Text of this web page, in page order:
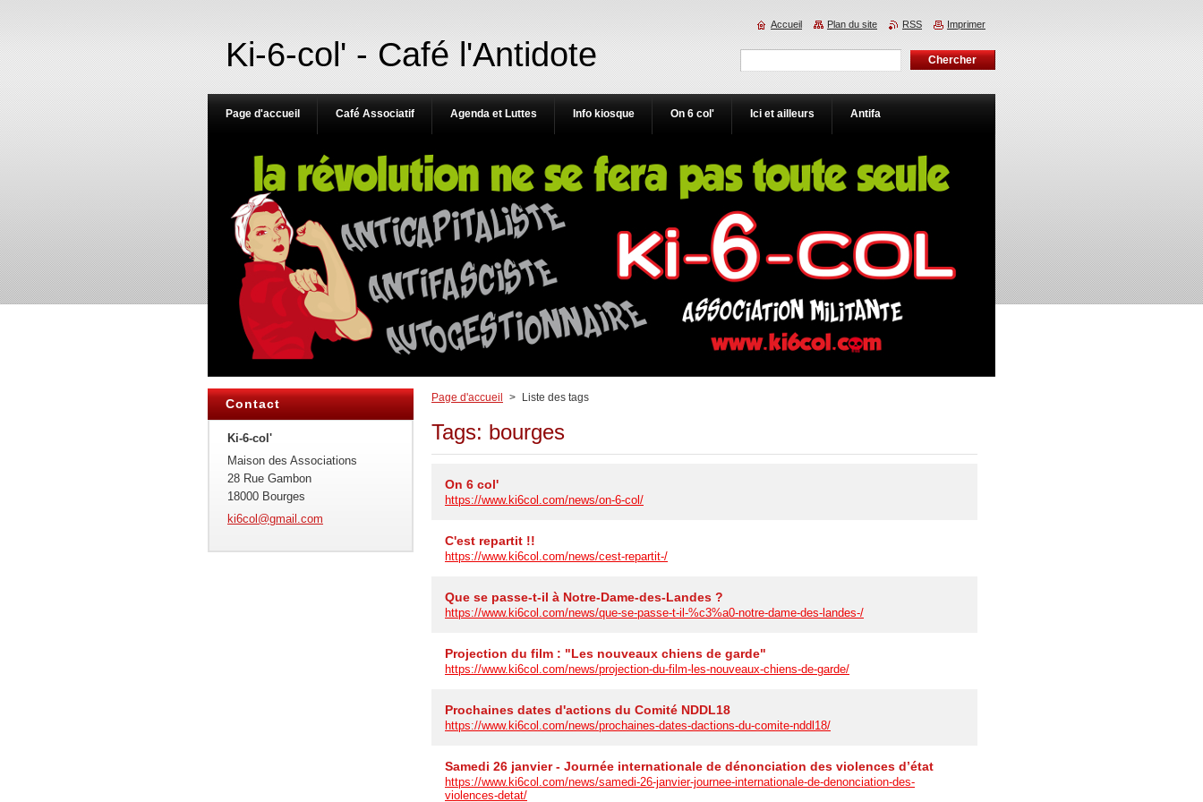
Ki-6-col' - Café l'Antidote
Page d'accueil > Liste des tags
Tags: bourges
On 6 col'
https://www.ki6col.com/news/on-6-col/
C'est repartit !!
https://www.ki6col.com/news/cest-repartit-/
Que se passe-t-il à Notre-Dame-des-Landes ?
https://www.ki6col.com/news/que-se-passe-t-il-%c3%a0-notre-dame-des-landes-/
Projection du film : "Les nouveaux chiens de garde"
https://www.ki6col.com/news/projection-du-film-les-nouveaux-chiens-de-garde/
Prochaines dates d'actions du Comité NDDL18
https://www.ki6col.com/news/prochaines-dates-dactions-du-comite-nddl18/
Samedi 26 janvier - Journée internationale de dénonciation des violences d’état
https://www.ki6col.com/news/samedi-26-janvier-journee-internationale-de-denonciation-des-
violences-detat/
Contact
Ki-6-col'
Maison des Associations
28 Rue Gambon
18000 Bourges
ki6col@gmail.com
Page d'accueil Café Associatif Agenda et Luttes Info kiosque On 6 col' Ici et ailleurs Antifa
Accueil Plan du site RSS Imprimer